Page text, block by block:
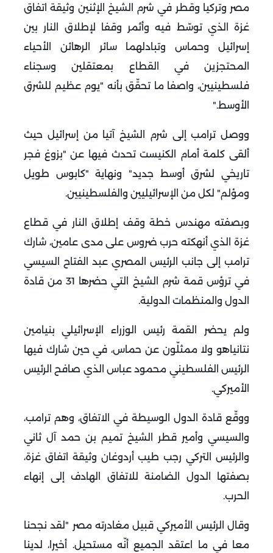
مصر وتركيا وقطر في شرم الشيخ الإثنين وثيقة اتفاق
غزة الذي توسّط فيه وأثمر وقفا لإطلاق النار بين
إسرائيل وحماس وتبادلهما سائر الرهائن الأحياء
المحتجزين في القطاع بمعتقلين وسجناء
فلسطينيين، واصفا ما تحقّق بأنه "يوم عظيم للشرق
الأوسط".
ووصل ترامب إلى شرم الشيخ آتيا من إسرائيل حيث
ألقى كلمة أمام الكنيست تحدث فيها عن "بزوغ فجر
تاريخي لشرق أوسط جديد" ونهاية "كابوس طويل
ومؤلم" لكل من الإسرائيليين والفلسطينيين.
وبصفته مهندس خطة وقف إطلاق النار في قطاع
غزة الذي أنهكته حرب ضروس على مدى عامين، شارك
ترامب إلى جانب الرئيس المصري عبد الفتاح السيسي
في ترؤس قمة شرم الشيخ التي حضرها 31 من قادة
الدول والمنظمات الدولية.
ولم يحضر القمة رئيس الوزراء الإسرائيلي بنيامين
نتانياهو ولا ممثلّون عن حماس، في حين شارك فيها
الرئيس الفلسطيني محمود عباس الذي صافح الرئيس
الأميركي.
ووقّع قادة الدول الوسيطة في الاتفاق، وهم ترامب،
والسيسي وأمير قطر الشيخ تميم بن حمد آل ثاني
والرئيس التركي رجب طيب أردوغان وثيقة اتفاق غزة،
بصفتها الدول الضامنة للاتفاق الهادف إلى إنهاء
الحرب.
وقال الرئيس الأميركي قبيل مغادرته مصر "لقد نجحنا
معا في ما اعتقد الجميع أنّه مستحيل. أخيرا، لدينا